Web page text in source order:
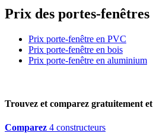
Prix des portes-fenêtres
Prix porte-fenêtre en PVC
Prix porte-fenêtre en bois
Prix porte-fenêtre en aluminium
Trouvez et comparez gratuitement et
Comparez 4 constructeurs